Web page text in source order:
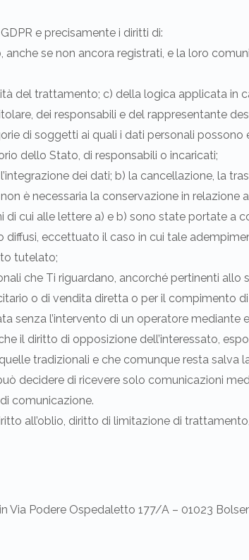
e precisamente i diritti di:
se non ancora registrati, e la loro
del trattamento; c) della logica applicata in
dei responsabili e del rappresentante
di soggetti ai quali i dati personali possono
dello Stato, di responsabili o incaricati;
dei dati; b) la cancellazione, la
è necessaria la conservazione in relazione
cui alle lettere a) e b) sono state portate a
eccettuato il caso in cui tale
tutelato;
che Ti riguardano, ancorché pertinenti allo
o di vendita diretta o per il compimento
senza l’intervento di un operatore
il diritto di opposizione dell’interessato,
tradizionali e che comunque resta salva
decidere di ricevere solo comunicazioni
comunicazione.
all’oblio, diritto di limitazione di
Via Podere Ospedaletto 177/A – 01023